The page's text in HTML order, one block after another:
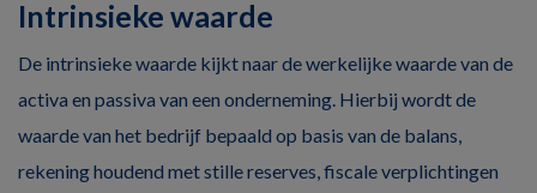
Intrinsieke waarde
De intrinsieke waarde kijkt naar de werkelijke waarde van de
activa en passiva van een onderneming. Hierbij wordt de
waarde van het bedrijf bepaald op basis van de balans,
rekening houdend met stille reserves, fiscale verplichtingen